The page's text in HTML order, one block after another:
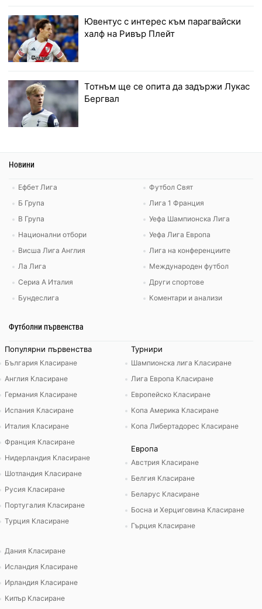
Ювентус с интерес към парагвайски
халф на Ривър Плейт
Тотнъм ще се опита да задържи Лукас
Бергвал
Новини
Ефбет Лига
Б Група
В Група
Национални отбори
Висша Лига Англия
Ла Лига
Сериа А Италия
Бундеслига
Футбол Свят
Лига 1 Франция
Уефа Шампионска Лига
Уефа Лига Европа
Лига на конференциите
Международен футбол
Други спортове
Коментари и анализи
Футболни първенства
Популярни първенства
България Класиране
Англия Класиране
Германия Класиране
Испания Класиране
Италия Класиране
Франция Класиране
Нидерландия Класиране
Шотландия Класиране
Русия Класиране
Португалия Класиране
Турция Класиране
Турнири
Шампионска лига Класиране
Лига Европа Класиране
Европейско Класиране
Копа Америка Класиране
Копа Либертадорес Класиране
Европа
Австрия Класиране
Белгия Класиране
Беларус Класиране
Босна и Херциговина Класиране
Гърция Класиране
Дания Класиране
Исландия Класиране
Ирландия Класиране
Кипър Класиране